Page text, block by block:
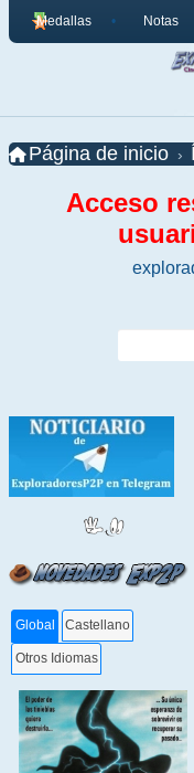
Medallas Notas
Página de inicio
Acceso
Global Castellano
Otros Idiomas